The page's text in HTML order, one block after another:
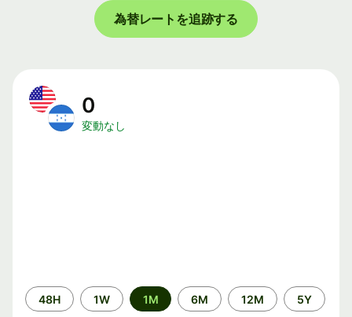
為替レートを追跡する
0
変動なし
期
間
48H 1W 1M 6M 12M 5Y